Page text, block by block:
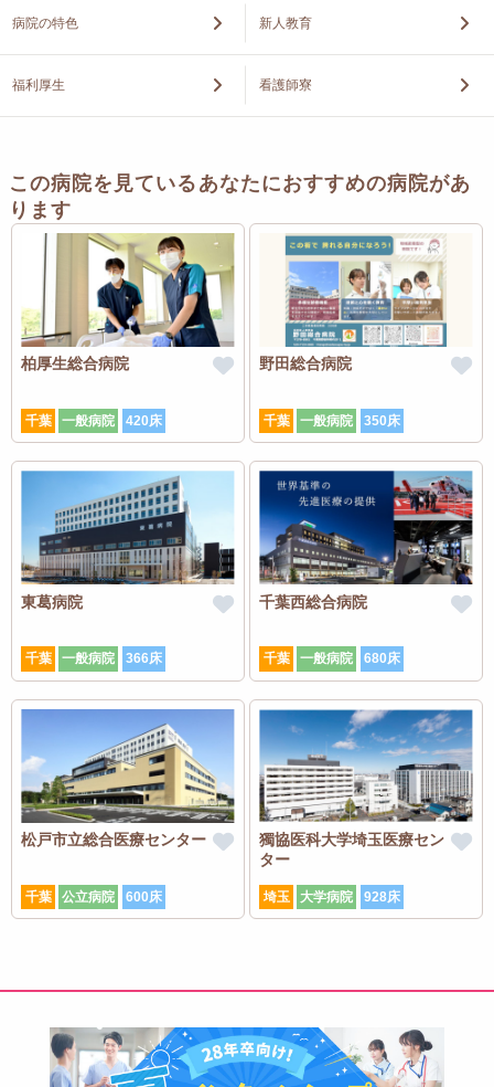
病院の特色 新人教育
福利厚生 看護師寮
この病院を見ているあなたにおすすめの病院があ
ります
柏厚生総合病院
千葉 一般病院 420床
野田総合病院
千葉 一般病院 350床
東葛病院
千葉 一般病院 366床
千葉西総合病院
千葉 一般病院 680床
松戸市立総合医療センター
千葉 公立病院 600床
獨協医科大学埼玉医療セン
ター
埼玉 大学病院 928床